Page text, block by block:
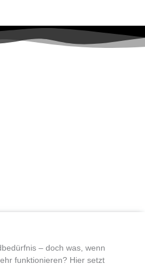
– doch was, wenn
funktionieren? Hier setzt